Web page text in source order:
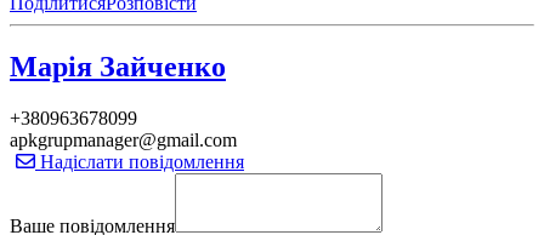
Марія Зайченко
+380963678099
apkgrupmanager@gmail.com
Надіслати повідомлення
Ваше повідомлення